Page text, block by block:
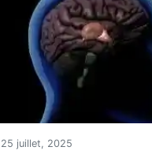
25 juillet, 2025